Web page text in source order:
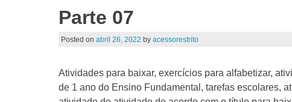
Parte 07
Posted on abril 26, 2022 by acessorestrito
Atividades para baixar, exercícios para alfabetizar,
de 1 ano do Ensino Fundamental, tarefas escolares,